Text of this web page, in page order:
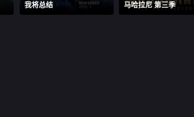
我将总结 马哈拉尼 第三季